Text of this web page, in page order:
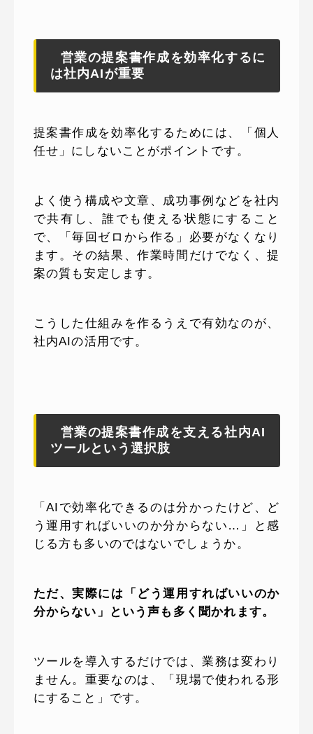
営業の提案書作成を効率化するに
は社内AIが重要
提案書作成を効率化するためには、「個人
任せ」にしないことがポイントです。
よく使う構成や文章、成功事例などを社内
で共有し、誰でも使える状態にすること
で、「毎回ゼロから作る」必要がなくなり
ます。その結果、作業時間だけでなく、提
案の質も安定します。
こうした仕組みを作るうえで有効なのが、
社内AIの活用です。
営業の提案書作成を支える社内AI
ツールという選択肢
「AIで効率化できるのは分かったけど、ど
う運用すればいいのか分からない…」と感
じる方も多いのではないでしょうか。
ただ、実際には「どう運用すればいいのか
分からない」という声も多く聞かれます。
ツールを導入するだけでは、業務は変わり
ません。重要なのは、「現場で使われる形
にすること」です。